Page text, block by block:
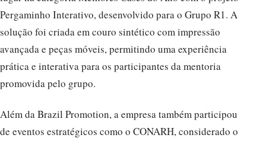
Pergaminho Interativo, desenvolvido para o Grupo R1. A
solução foi criada em couro sintético com impressão
avançada e peças móveis, permitindo uma experiência
prática e interativa para os participantes da mentoria
promovida pelo grupo.
Além da Brazil Promotion, a empresa também participou
de eventos estratégicos como o CONARH, considerado o